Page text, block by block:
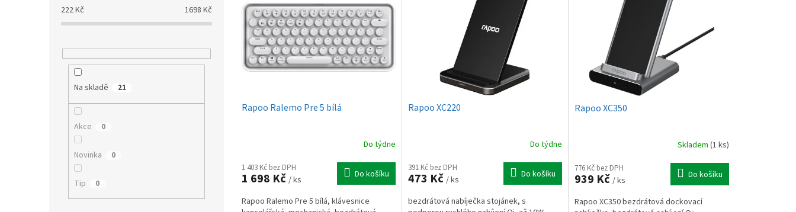
222Kč 1698 Kč
Na skladě 21
Akce 0
Novinka 0
Tip 0
pp
Rapoo Ralemo Pre 5 bílá
Do týdne
1 403 Kč bez DPH
1 698 Kč / ks Do košíku
Rapoo Ralemo Pre 5 bílá, klávesnice
Rapoo XC220
Do týdne
391 Kč bez DPH
473 Kč / ks Do košíku
bezdrátová nabíječka stojánek, s
Rapoo XC350
Skladem (1 ks)
776 Kč bez DPH
939 Kč / ks Do košíku
Rapoo XC350 bezdrátová dockovací